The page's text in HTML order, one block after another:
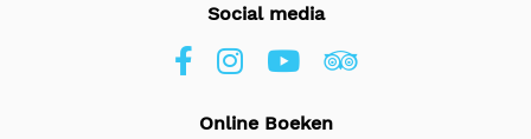
Social media
Online Boeken